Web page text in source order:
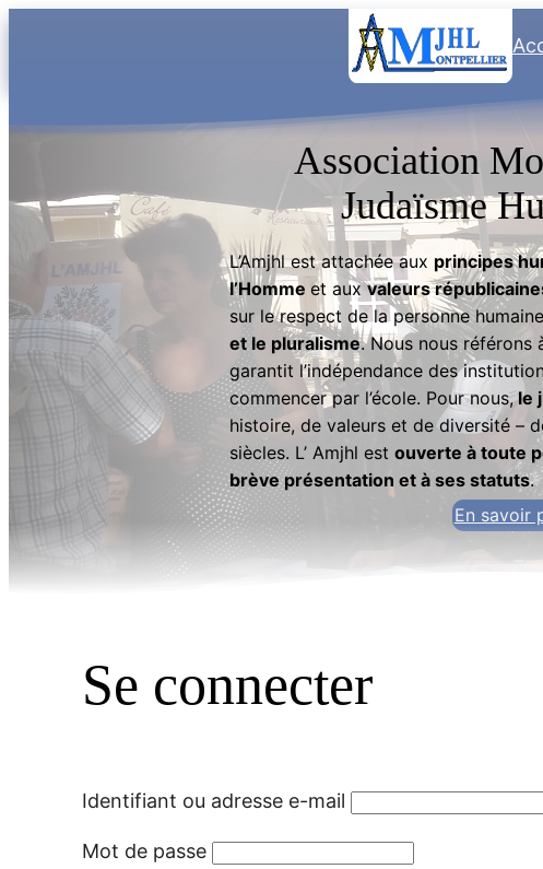
Association
Judaïsme
L’Amjhl est attachée aux principes
l’Homme et auxvaleurs
sur le respect de la personne
et le pluralisme. Nous nous référons
garantit l’indépendance des
commencer par l’école. Pour nous,le
histoire, de valeurs et de diversité –
siècles. L’ Amjhl est ouverte à toute
brève présentation et à ses statuts.
En savoir
Se connecter
Identifiant ou adresse e-mail
Mot de passe